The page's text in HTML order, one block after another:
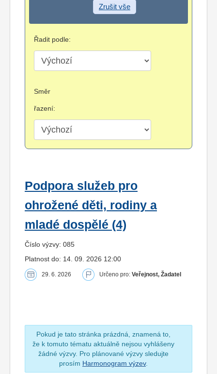
Zrušit vše
Řadit podle:
Směr
řazení:
Podpora služeb pro
ohrožené děti, rodiny a
mladé dospělé (4)
Číslo výzvy: 085
Platnost do: 14. 09. 2026 12:00
29. 6. 2026 Určeno pro: Veřejnost, Žadatel
Pokud je tato stránka prázdná, znamená to,
že k tomuto tématu aktuálně nejsou vyhlášeny
žádné výzvy. Pro plánované výzvy sledujte
prosím Harmonogram výzev.